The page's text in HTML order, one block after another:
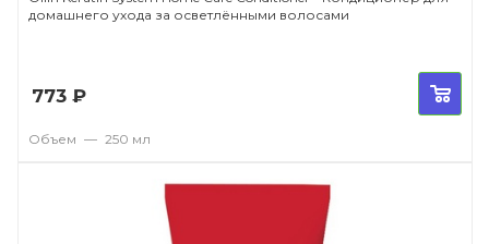
домашнего ухода за осветлёнными волосами
773 ₽
Объем — 250 мл